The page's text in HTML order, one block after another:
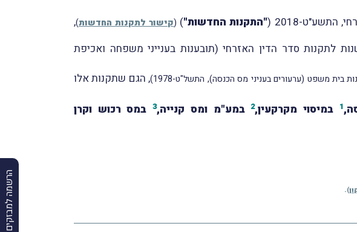
הרשמה למבזקים
"התקנות החדשות")
(קישור לתקנות החדשות)
,
לתקנות סדר הדין האזרחי (תובענות בענייני משפחה ואכיפת
בית משפט (ערעורים בעניני מס הכנסה), התשל"ט-1978)
, הגם שתקנות אלו
1 במיסוי מקרקעין,2 במע"מ ומס קנייה,3במס רכוש וקרן
)
.